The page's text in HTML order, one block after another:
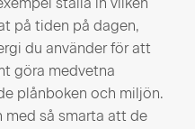
ställa in vilken
på tiden på dagen,
du använder för att
göra medvetna
plånboken och miljön.
med så smarta att de